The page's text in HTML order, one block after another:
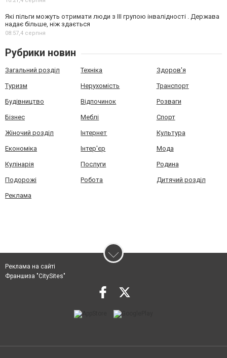
Які пільги можуть отримати люди з III групою інвалідності . Держава
надає більше, ніж здається
08:57,4 серпня
Рубрики новин
Загальний розділ Техніка Здоров'я
Туризм Нерухомість Транспорт
Будівництво Відпочинок Розваги
Бізнес Меблі Спорт
Жіночий розділ Інтернет Культура
Економіка Інтер'єр Мода
Кулінарія Послуги Родина
Подорожі Робота Дитячий розділ
Реклама
Реклама на сайті
Франшиза "CitySites"